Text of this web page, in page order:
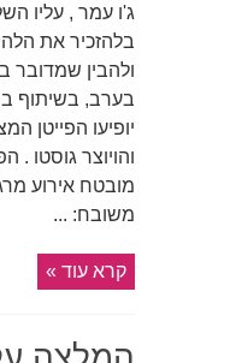
ג'ו עמר , עליו
בלהזכיר את
ולהבין שמדובר
בערב, בשיתוף
יופיעו הפייטן
והויוצר גוסטו .
מובטח אירוע
משובח: ...
קרא עוד »